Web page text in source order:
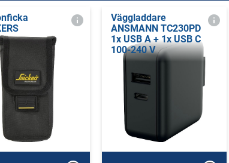
Väggladdare
ANSMANN TC230PD
1x USB A + 1x USB C
100-240 V